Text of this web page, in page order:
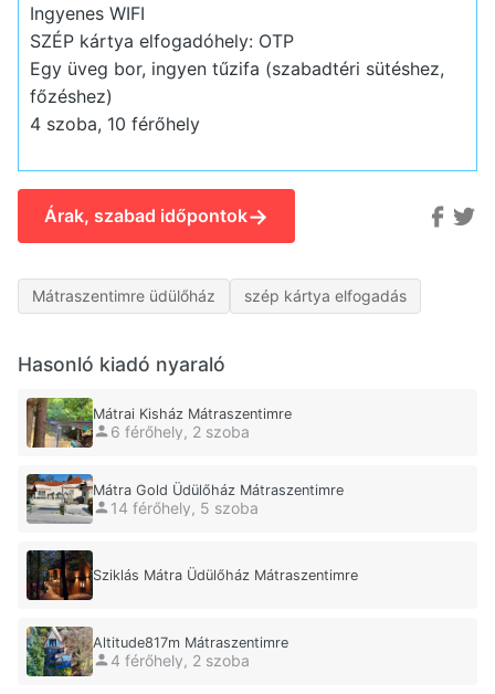
Ingyenes WIFI
SZÉP kártya elfogadóhely: OTP
Egy üveg bor, ingyen tűzifa (szabadtéri sütéshez,
főzéshez)
4 szoba, 10 férőhely
Árak, szabad időpontok→
Mátraszentimre üdülőház szép kártya elfogadás
Hasonló kiadó nyaraló
Mátrai Kisház Mátraszentimre
6 férőhely, 2 szoba
Mátra Gold Üdülőház Mátraszentimre
14 férőhely, 5 szoba
Sziklás Mátra Üdülőház Mátraszentimre
Altitude817m Mátraszentimre
4 férőhely, 2 szoba